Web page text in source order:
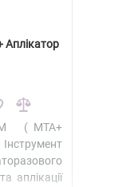
Аплікатор
( MTA+
аплікації